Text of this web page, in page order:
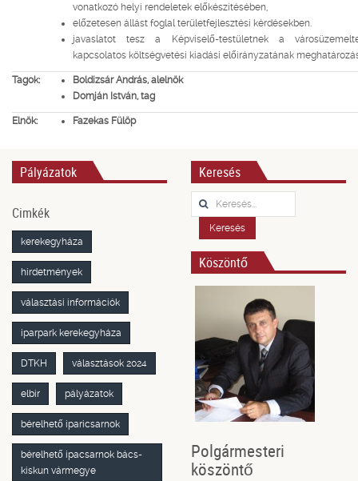
vonatkozó helyi rendeletek előkészítésében,
előzetesen állást foglal területfejlesztési kérdésekben.
javaslatot tesz a Képviselő-testületnek a
kapcsolatos költségvetési kiadási előirányzatának
Tagok:
Boldizsár András, alelnök
Domján István, tag
Elnök: Fazekas Fülöp
Pályázatok
Cimkék
kerekegyháza
hirdetmények
választási információk
iparpark kerekegyháza
DTKH választások 2024
elbir pályázatok
bérelhető iparicsarnok
bérelhető ipacsarnok bács-
kiskun vármegye
Keresés
Keresés...
Keresés
Köszöntő
Polgármesteri
köszöntő